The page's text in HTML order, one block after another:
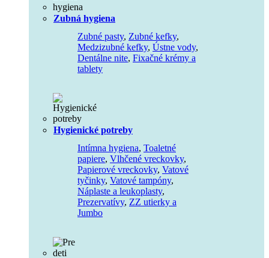
Zubná hygiena
Zubné pasty, Zubné kefky,
Medzizubné kefky, Ústne vody,
Dentálne nite, Fixačné krémy a
tablety
Hygienické potreby
Intímna hygiena, Toaletné
papiere, Vlhčené vreckovky,
Papierové vreckovky, Vatové
tyčinky, Vatové tampóny,
Náplaste a leukoplasty,
Prezervatívy, ZZ utierky a
Jumbo